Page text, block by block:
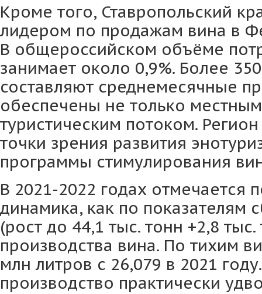
Кроме того, Ставропольский
лидером по продажам вина в
В общероссийском объёме
занимает около 0,9%. Более
составляют среднемесячные
обеспечены не только
туристическим потоком.
точки зрения развития
программы стимулирования
В 2021-2022 годах отмечается
динамика, как по показателям
(рост до 44,1 тыс. тонн +2,8 тыс.
производства вина. По тихим
млн литров с 26,079 в 2021
производство практически